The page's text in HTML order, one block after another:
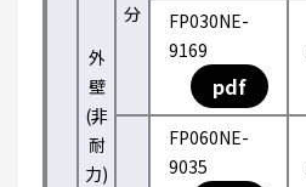
外
壁
(非
耐
力)
分
FP030NE-
9169
pdf
FP060NE-
9035